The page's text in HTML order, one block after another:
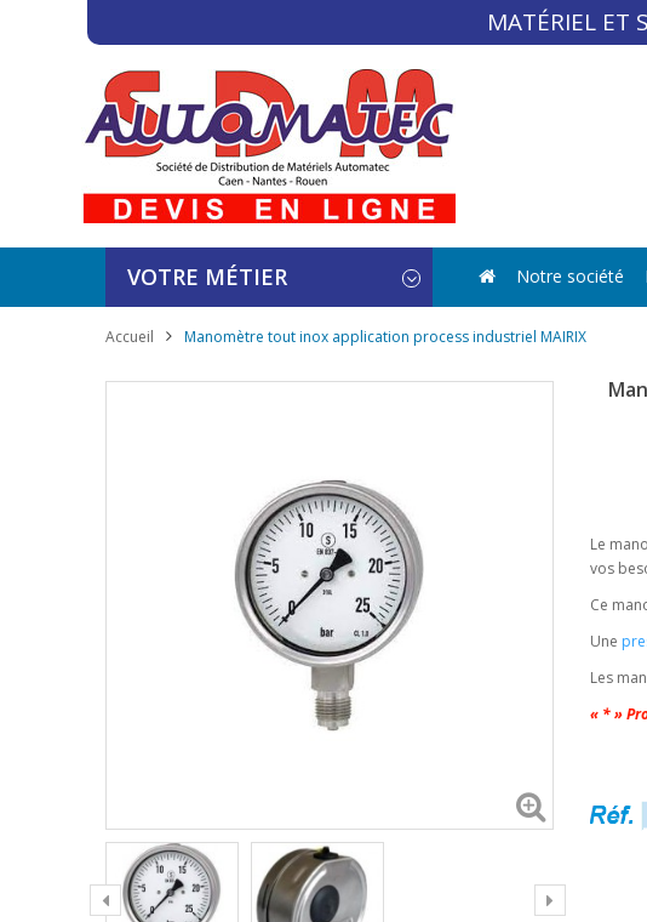
MATÉRIEL ET
Notre société
VOTRE MÉTIER
Accueil Manomètre tout inox application process industriel MAIRIX
Le
vos
Ce
Une
Les
« * »